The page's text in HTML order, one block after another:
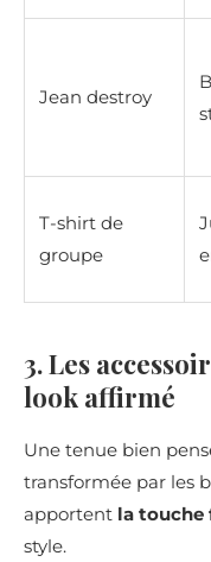
Jean destroy
T-shirt de
groupe
3. Les
look affirmé
Une tenue bien
transformée par les
apportent la touche
style.